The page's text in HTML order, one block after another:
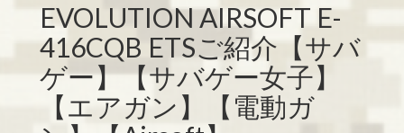
EVOLUTION AIRSOFT E-
416CQB ETSご紹介【サバ
ゲー】【サバゲー女子】
【エアガン】【電動ガ